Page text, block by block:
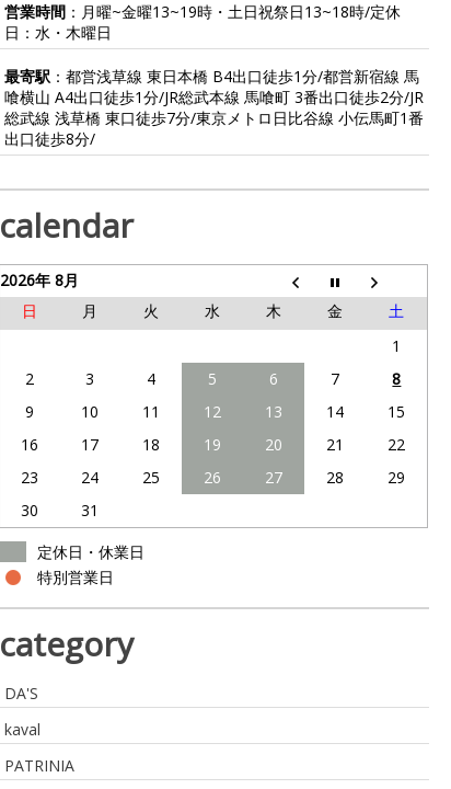
営業時間 ：月曜~金曜13~19時・土日祝祭日13~18時/定休
日：水・木曜日
最寄駅 ：都営浅草線 東日本橋 B4出口徒歩1分/都営新宿線 馬
喰横山 A4出口徒歩1分/JR総武本線 馬喰町 3番出口徒歩2分/JR
総武線 浅草橋 東口徒歩7分/東京メトロ日比谷線 小伝馬町1番
出口徒歩8分/
calendar
2026年 8月
日
月 火 水 木 金
土
1
2
3 4 5 6 7
8
9
10 11 12 13 14
15
16
17 18 19 20 21
22
23
24 25 26 27 28
29
30
31
定休日・休業日
特別営業日
category
DA'S
kaval
PATRINIA